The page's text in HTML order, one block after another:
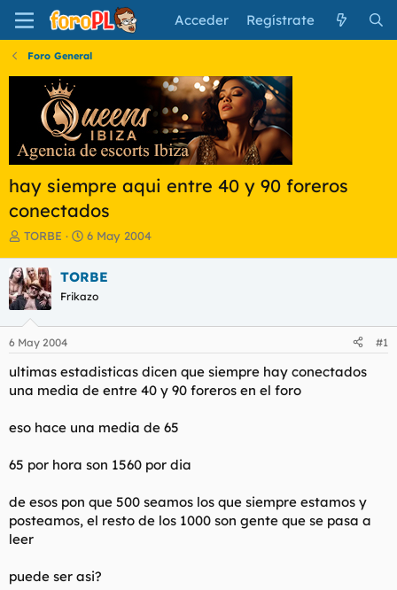
Acceder Regístrate
Foro General
hay siempre aqui entre 40 y 90 foreros
conectados
I
i
c
i
a
d
o
d
e
t
a
TORBE
F
h
a
e
i
c
o
6 May 2004
TORBE
Frikazo
6 May 2004 #1
ultimas estadisticas dicen que siempre hay conectados
una media de entre 40 y 90 foreros en el foro
eso hace una media de 65
65 por hora son 1560 por dia
de esos pon que 500 seamos los que siempre estamos y
posteamos, el resto de los 1000 son gente que se pasa a
leer
puede ser asi?